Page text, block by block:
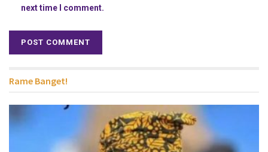
next time I comment.
Rame Banget!